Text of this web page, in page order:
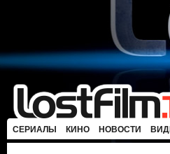
СЕРИАЛЫ КИНО НОВОСТИ